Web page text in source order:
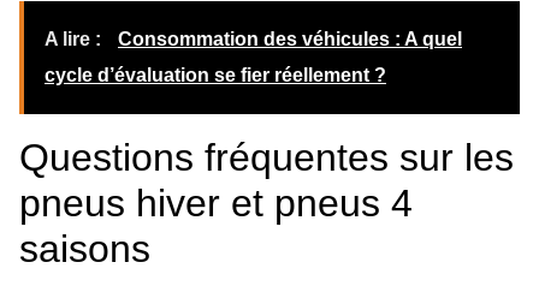
A lire :
Consommation des véhicules : A quel
cycle d’évaluation se fier réellement ?
Questions fréquentes sur les
pneus hiver et pneus 4
saisons